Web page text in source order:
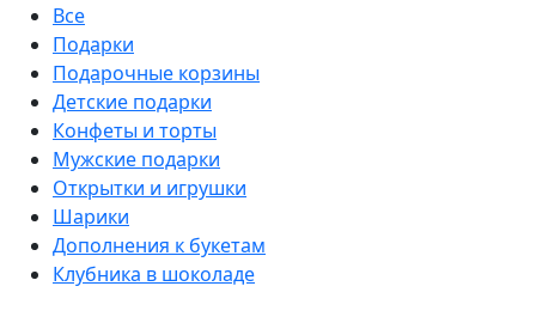
Все
Подарки
Подарочные корзины
Детские подарки
Конфеты и торты
Мужские подарки
Открытки и игрушки
Шарики
Дополнения к букетам
Клубника в шоколаде